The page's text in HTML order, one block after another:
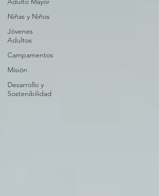
Niñas y Niños
Jóvenes
Adultos
Campamentos
Misión
Desarrollo y
Sostenibilidad